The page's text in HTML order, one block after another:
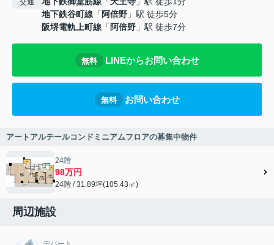
交通
地下鉄谷町線 「 阿倍野 」駅 徒歩5分
阪堺電軌上町線 「 阿倍野 」駅 徒歩7分
無料 LINEからお問い合わせ
無料 お問い合わせ
アートアルテールコンドミニアムフロアの募集中物件
24階
98万円
24階 / 31.89坪(105.43㎡)
周辺施設